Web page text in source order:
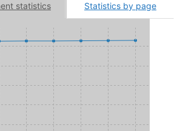
statistics Statistics by page